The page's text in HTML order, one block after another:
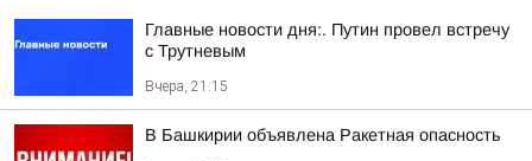
Главные новости дня:. Путин провел встречу
с Трутневым
Вчера, 21:15
В Башкирии объявлена Ракетная опасность